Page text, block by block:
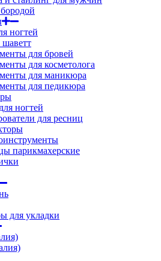
ногтей
для бровей
для косметолога
для маникюра
для педикюра
ногтей
для ресниц
парикмахерские
для укладки